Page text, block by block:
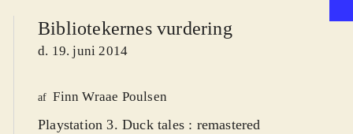
Bibliotekernes vurdering
d. 19. juni 2014
af Finn Wraae Poulsen
Playstation 3. Duck tales : remastered